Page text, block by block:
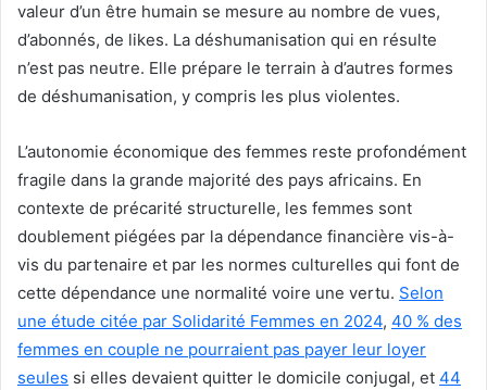
valeur d’un être humain se mesure au nombre de vues,
d’abonnés, de likes. La déshumanisation qui en résulte
n’est pas neutre. Elle prépare le terrain à d’autres formes
de déshumanisation, y compris les plus violentes.
L’autonomie économique des femmes reste profondément
fragile dans la grande majorité des pays africains. En
contexte de précarité structurelle, les femmes sont
doublement piégées par la dépendance financière vis-à-
vis du partenaire et par les normes culturelles qui font de
cette dépendance une normalité voire une vertu. Selon
une étude citée par Solidarité Femmes en 2024, 40 % des
femmes en couple ne pourraient pas payer leur loyer
seules si elles devaient quitter le domicile conjugal, et 44